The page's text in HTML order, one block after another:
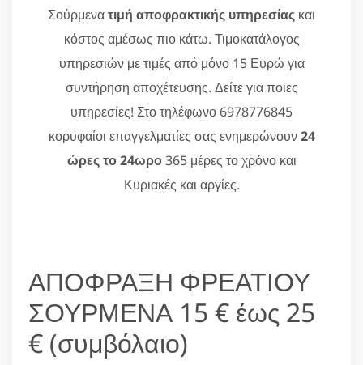
Σούρμενατιμή αποφρακτικής υπηρεσίας και
κόστος αμέσως πιο κάτω. Τιμοκατάλογος
υπηρεσιών με τιμές από μόνο 15 Ευρώ για
συντήρηση αποχέτευσης. Δείτε για ποιες
υπηρεσίες! Στο τηλέφωνο 6978776845
κορυφαίοι επαγγελματίες σας ενημερώνουν24
ώρες το 24ωρο365 μέρες το χρόνο και
Κυριακές και αργίες.
ΑΠΟΦΡΑΞΗ ΦΡΕΑΤΙΟΥ
ΣΟΥΡΜΕΝΑ 15 € έως 25
€ (συμβόλαιο)